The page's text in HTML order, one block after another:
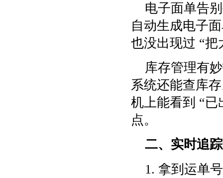
电子面单告
自动生成电子
也没出现过 “
库存管理有
系统还能查库
机上能看到 “已
点。
二、实时追
1. 拿到运单